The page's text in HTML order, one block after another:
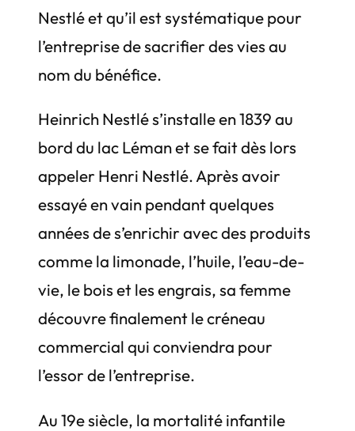
Nestlé et qu’il est systématique pour
l’entreprise de sacrifier des vies au
nom du bénéfice.
Heinrich Nestlé s’installe en 1839 au
bord du lac Léman et se fait dès lors
appeler Henri Nestlé. Après avoir
essayé en vain pendant quelques
années de s’enrichir avec des produits
comme la limonade, l’huile, l’eau-de-
vie, le bois et les engrais, sa femme
découvre finalement le créneau
commercial qui conviendra pour
l’essor de l’entreprise.
Au 19e siècle, la mortalité infantile